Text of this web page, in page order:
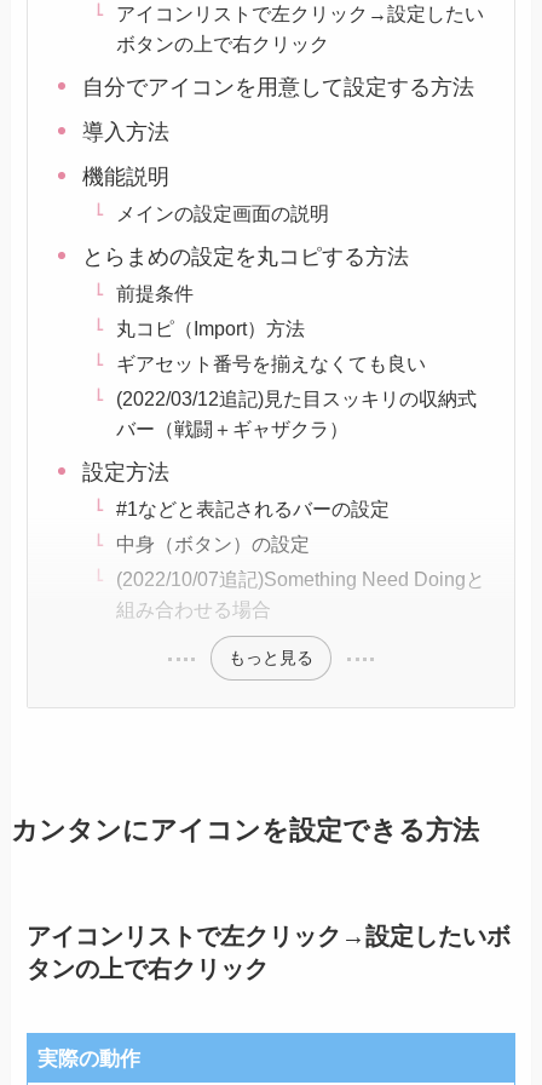
アイコンリストで左クリック→設定したい
ボタンの上で右クリック
自分でアイコンを用意して設定する方法
導入方法
機能説明
メインの設定画面の説明
とらまめの設定を丸コピする方法
前提条件
丸コピ（Import）方法
ギアセット番号を揃えなくても良い
(2022/03/12追記)見た目スッキリの収納式
バー（戦闘＋ギャザクラ）
設定方法
#1などと表記されるバーの設定
中身（ボタン）の設定
(2022/10/07追記)Something Need Doingと
組み合わせる場合
もっと見る
カンタンにアイコンを設定できる方法
アイコンリストで左クリック→設定したいボ
タンの上で右クリック
実際の動作